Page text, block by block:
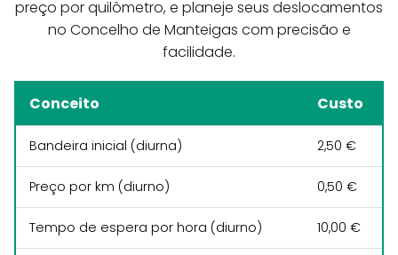
preço por quilômetro, e planeje seus deslocamentos
no Concelho de Manteigas com precisão e
facilidade.
Conceito Custo
Bandeira inicial (diurna) 2,50 €
Preço por km (diurno) 0,50 €
Tempo de espera por hora (diurno) 10,00 €